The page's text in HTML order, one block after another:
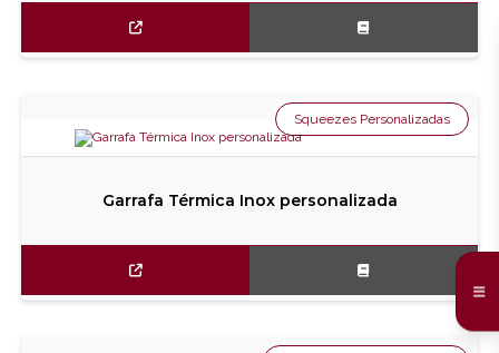
Garrafa Térmica Inox personalizada
Squeezes Personalizadas